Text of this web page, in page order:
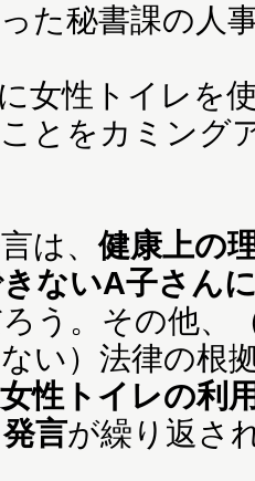
た秘書課の人
に女性トイレを
ことをカミング
は、健康上の
ないA子さん
う。その他、
い）法律の根
性トイレの利
言が繰り返さ